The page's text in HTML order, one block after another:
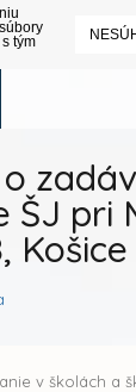
tým
ŠJ pri
Košice
v školách a